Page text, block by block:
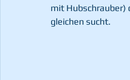
mit Hubschrauber)
gleichen sucht.